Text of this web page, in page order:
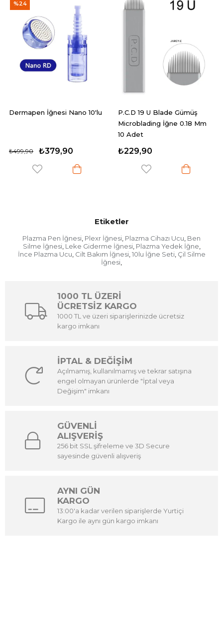
İğnesi Nano 10'lu
₺379,90
P.C.D 19 U Blade Gümüş
Microblading İğne 0.18 Mm
₺229,90
P.C.D 19
Etiketler
Plazma Pen İğnesi, Plexr İğnesi, Plazma Cihazı Ucu, Ben
Silme İğnesi, Leke Giderme İğnesi, Plazma Yedek İğne,
İnce Plazma Ucu, Cilt Bakım İğnesi, 10lu İğne Seti, Çil Silme
İğnesi,
1000 TL ÜZERİ
ÜCRETSİZ KARGO
1000 TL ve üzeri siparişlerinizde ücretsiz
kargo imkanı
İPTAL & DEĞİŞİM
Açılmamış, kullanılmamış ve tekrar satışına
engel olmayan ürünlerde "İptal veya
Değişim" imkanı
GÜVENLİ
ALIŞVERİŞ
256 bit SSL şifreleme ve 3D Secure
sayesinde güvenli alışveriş
AYNI GÜN
KARGO
13:00'a kadar verilen siparişlerde Yurtiçi
Kargo ile aynı gün kargo imkanı